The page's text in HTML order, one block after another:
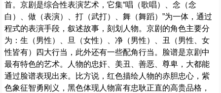
首。京剧是综合性表演艺术，它集“唱（歌唱）、念（念
白）、做（表演）、打（武打）、舞（舞蹈）”为一体，通过
程式的表演手段，叙述故事，刻划人物。京剧的角色主要分
为：生（男性）、旦（女性）、净（男性）、丑（男性、女
性皆有）四大行当，此外还有一些配角行当。脸谱是京剧中
最有特色的艺术。人物的忠奸、美丑、善恶、尊卑，大都能
通过脸谱表现出来。比方说，红色描绘人物的赤胆忠心，紫
色象征智勇刚义，黑色体现人物富有忠耿正直的高贵品格，